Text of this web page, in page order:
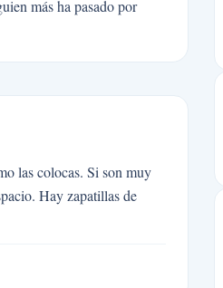
más ha pasado por
las colocas. Si son muy
Hay zapatillas de